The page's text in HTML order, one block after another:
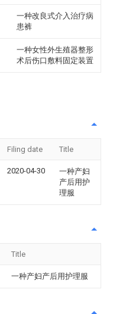
一种改良式介入治疗病
患裤
一种女性外生殖器整形
术后伤口敷料固定装置
Filing date Title
2020-04-30
一种产妇
产后用护
理服
Title
一种产妇产后用护理服